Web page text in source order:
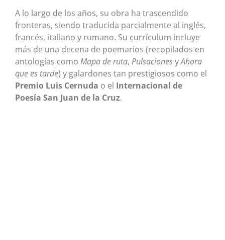
A lo largo de los años, su obra ha trascendido
fronteras, siendo traducida parcialmente al inglés,
francés, italiano y rumano. Su currículum incluye
más de una decena de poemarios (recopilados en
antologías como Mapa de ruta, PulsacionesyAhora
que es tarde) y galardones tan prestigiosos como el
Premio Luis Cernuda o el Internacional de
Poesía San Juan de la Cruz.